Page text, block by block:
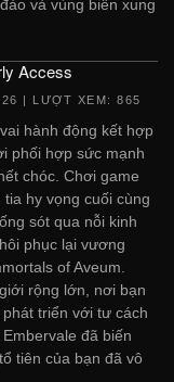
và vùng biển xung
Access
| LƯỢT XEM: 865
hành động kết hợp
phối hợp sức mạnh
chóc. Chơi game
hy vọng cuối cùng
sót qua nỗi kinh
phục lại vương
of Aveum.
rộng lớn, nơi bạn
triển với tư cách
đã biến
tiên của bạn đã vô